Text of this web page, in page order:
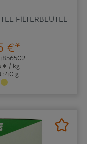
FILTERBEUTEL
€*
€ / kg
40 g